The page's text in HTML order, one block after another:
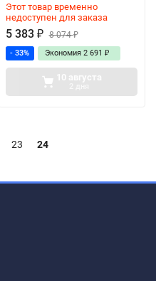
Этот товар временно
недоступен для заказа
5 383 ₽ 8 074₽
- 33% Экономия 2 691 ₽
10 августа
23 24